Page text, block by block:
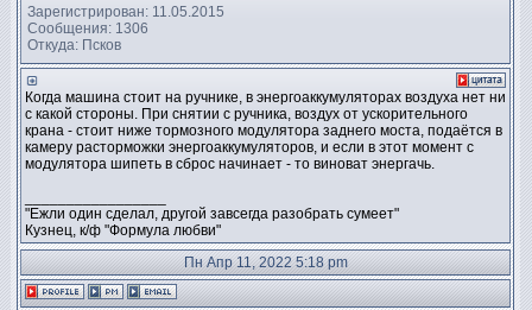
Зарегистрирован: 11.05.2015
Сообщения: 1306
Откуда: Псков
Когда машина стоит на ручнике, в энергоаккумуляторах воздуха нет ни
с какой стороны. При снятии с ручника, воздух от ускорительного
крана - стоит ниже тормозного модулятора заднего моста, подаётся в
камеру расторможки энергоаккумуляторов, и если в этот момент с
модулятора шипеть в сброс начинает - то виноват энергачь.
"Ежли один сделал, другой завсегда разобрать сумеет"
Кузнец, к/ф "Формула любви"
Пн Апр 11, 2022 5:18 pm